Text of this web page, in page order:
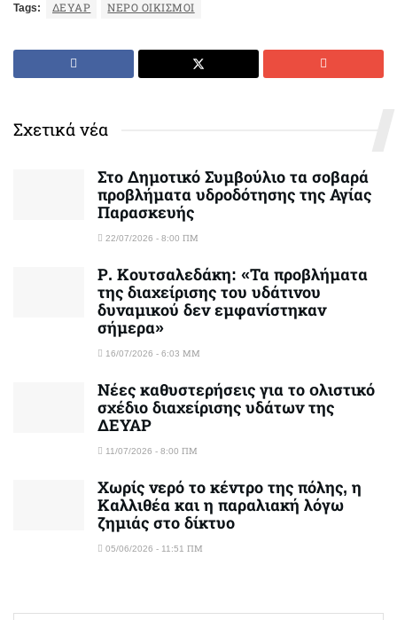
Tags: ΔΕΥΑΡ ΝΕΡΟ ΟΙΚΙΣΜΟΙ
Σχετικά νέα
Στο Δημοτικό Συμβούλιο τα σοβαρά
προβλήματα υδροδότησης της Αγίας
Παρασκευής
22/07/2026 - 8:00 ΠΜ
Ρ. Κουτσαλεδάκη: «Τα προβλήματα
της διαχείρισης του υδάτινου
δυναμικού δεν εμφανίστηκαν
σήμερα»
16/07/2026 - 6:03 ΜΜ
Νέες καθυστερήσεις για το oλιστικό
σχέδιο διαχείρισης υδάτων της
ΔΕΥΑΡ
11/07/2026 - 8:00 ΠΜ
Χωρίς νερό το κέντρο της πόλης, η
Καλλιθέα και η παραλιακή λόγω
ζημιάς στο δίκτυο
05/06/2026 - 11:51 ΠΜ